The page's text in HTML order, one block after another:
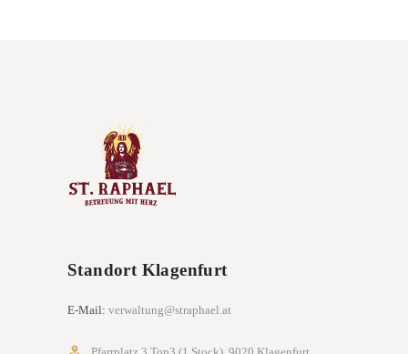
Standort Klagenfurt
E-Mail: verwaltung@straphael.at